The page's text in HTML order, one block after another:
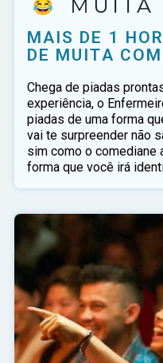
MAIS DE 1
DE MUITA
Chega de piadas
experiência, o
piadas de uma forma
vai te surpreender não
sim como o comediane
forma que você irá